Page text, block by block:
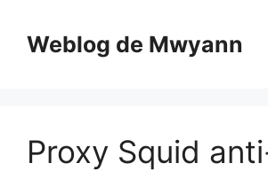
contenuWeblog de Mwyann
Proxy Squid